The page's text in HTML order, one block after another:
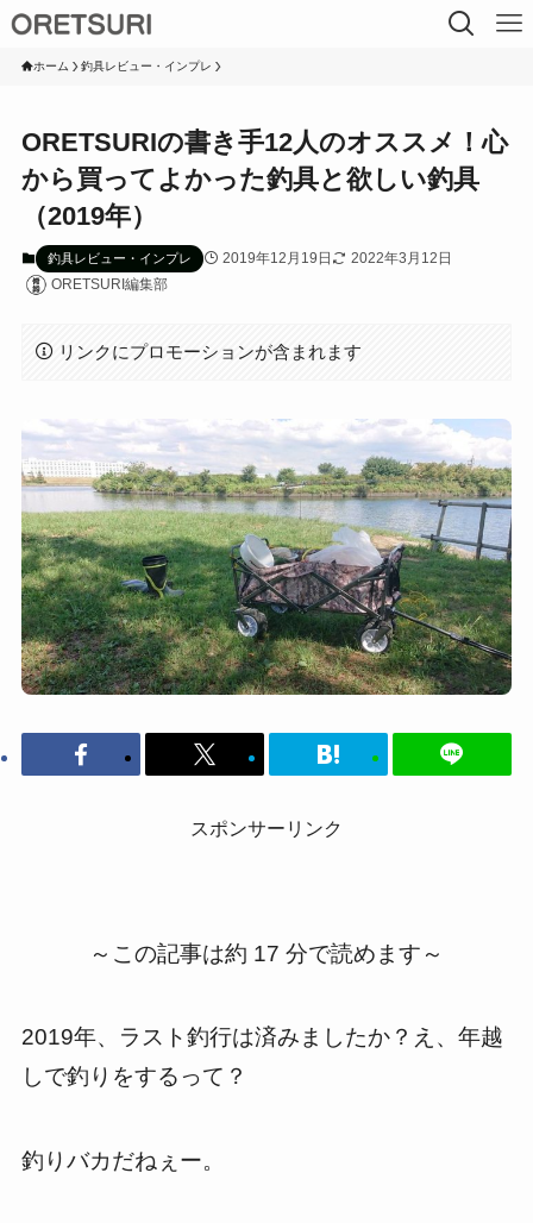
ホーム 釣具レビュー・インプレ
ORETSURIの書き手12人のオススメ！心
から買ってよかった釣具と欲しい釣具
（2019年）
釣具レビュー・インプレ 2019年12月19日
2022年3月12日
ORETSURI編集部
リンクにプロモーションが含まれます
スポンサーリンク
～この記事は約 17 分で読めます～
2019年、ラスト釣行は済みましたか？え、年越
しで釣りをするって？
釣りバカだねぇー。